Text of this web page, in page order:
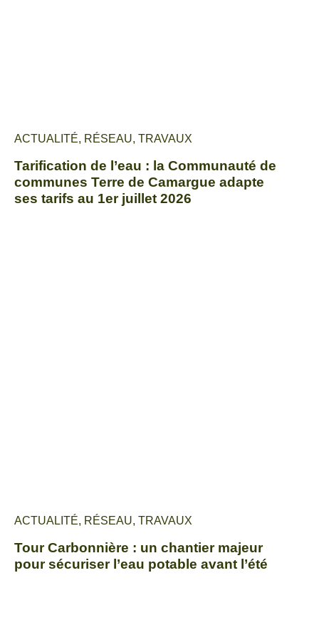
ACTUALITÉ, RÉSEAU, TRAVAUX
Tarification de l’eau : la Communauté de
communes Terre de Camargue adapte
ses tarifs au 1er juillet 2026
ACTUALITÉ, RÉSEAU, TRAVAUX
Tour Carbonnière : un chantier majeur
pour sécuriser l’eau potable avant l’été